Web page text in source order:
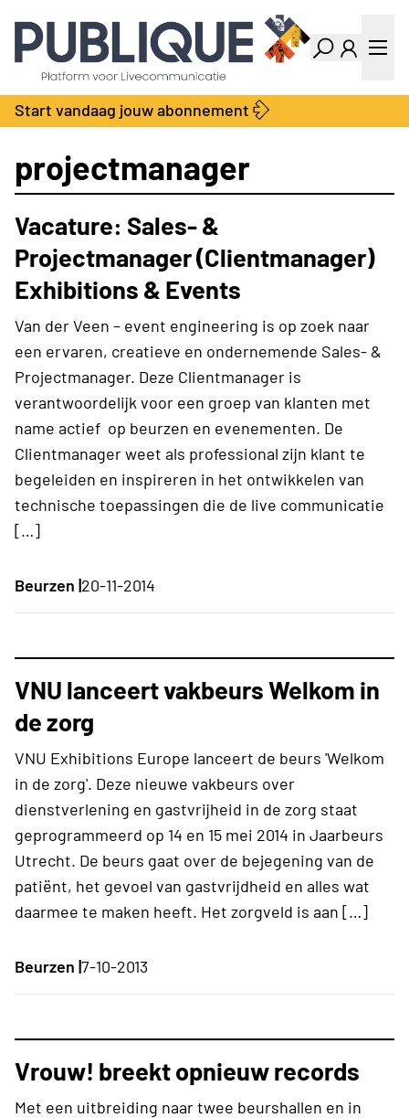
Industry Dashboard
Vacatures
Kalender
Producten
Bedrijvengids
Locatie Finder
Contact
Over ons
Adverteren
Abonnementen
Start vandaag jouw abonnement
projectmanager
Vacature: Sales- &
Projectmanager (Clientmanager)
Exhibitions & Events
Van der Veen – event engineering is op zoek naar
een ervaren, creatieve en ondernemende Sales- &
Projectmanager. Deze Clientmanager is
verantwoordelijk voor een groep van klanten met
name actief op beurzen en evenementen. De
Clientmanager weet als professional zijn klant te
begeleiden en inspireren in het ontwikkelen van
technische toepassingen die de live communicatie
[…]
Beurzen |20-11-2014
VNU lanceert vakbeurs Welkom in
de zorg
VNU Exhibitions Europe lanceert de beurs 'Welkom
in de zorg'. Deze nieuwe vakbeurs over
dienstverlening en gastvrijheid in de zorg staat
geprogrammeerd op 14 en 15 mei 2014 in Jaarbeurs
Utrecht. De beurs gaat over de bejegening van de
patiënt, het gevoel van gastvrijdheid en alles wat
daarmee te maken heeft. Het zorgveld is aan […]
Beurzen |7-10-2013
Vrouw! breekt opnieuw records
Met een uitbreiding naar twee beurshallen en in